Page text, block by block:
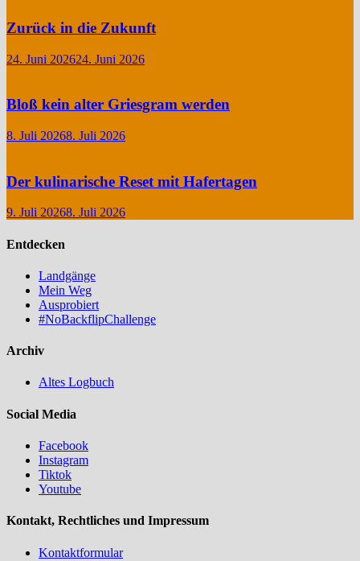
Zurück in die Zukunft
24. Juni 202624. Juni 2026
Bloß kein alter Griesgram werden
8. Juli 20268. Juli 2026
Der kulinarische Reset mit Hafertagen
9. Juli 20268. Juli 2026
Entdecken
Landgänge
Mein Weg
Ausprobiert
#NoBackflipChallenge
Archiv
Altes Logbuch
Social Media
Facebook
Instagram
Tiktok
Youtube
Kontakt, Rechtliches und Impressum
Kontaktformular